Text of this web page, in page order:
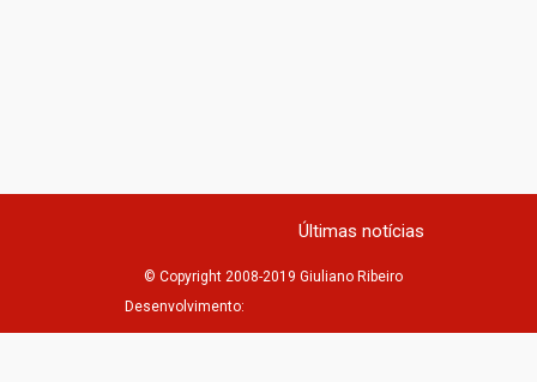
Últimas notícias
© Copyright 2008-2019 Giuliano Ribeiro
Desenvolvimento: